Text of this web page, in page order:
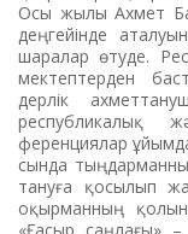
Осы жылы Ахмет
деңгейінде
шаралар өтуде.
мек­тептерден
дерлік
республикалық
ференциялар
сында
та­нуға қосылып
оқыр­ман­ның
«Ғасыр саңлағы»